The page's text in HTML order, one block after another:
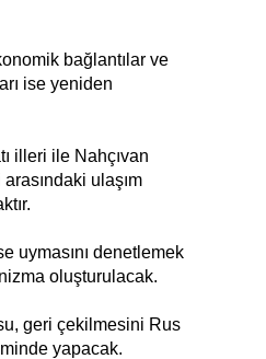
bağlantılar ve
ise yeniden
illeri ile Nahçıvan
ulaşım
uymasını denetlemek
oluşturulacak.
geri çekilmesini Rus
yapacak.